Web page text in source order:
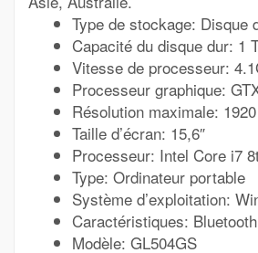
Type de stockage: Disque
Capacité du disque dur: 1
Vitesse de processeur:
Processeur graphique:
Résolution maximale:
Taille d’écran: 15,6″
Processeur: Intel Core i7
Type: Ordinateur portable
Système d’exploitation:
Caractéristiques: Bluetooth
Modèle: GL504GS